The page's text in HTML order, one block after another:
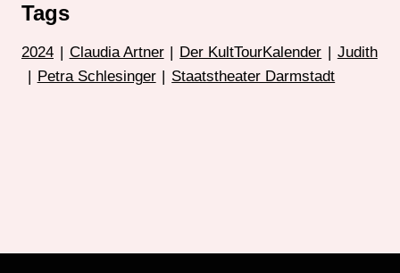
Tags
2024 Claudia Artner Der KultTourKalender
Judith
Petra Schlesinger Staatstheater Darmstadt